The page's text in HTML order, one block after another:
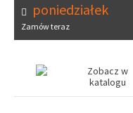
poniedziałek
Zamów teraz
Zobacz w
katalogu